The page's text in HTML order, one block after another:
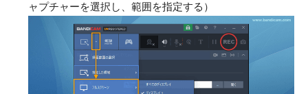
ャプチャーを選択し、範囲を指定する）